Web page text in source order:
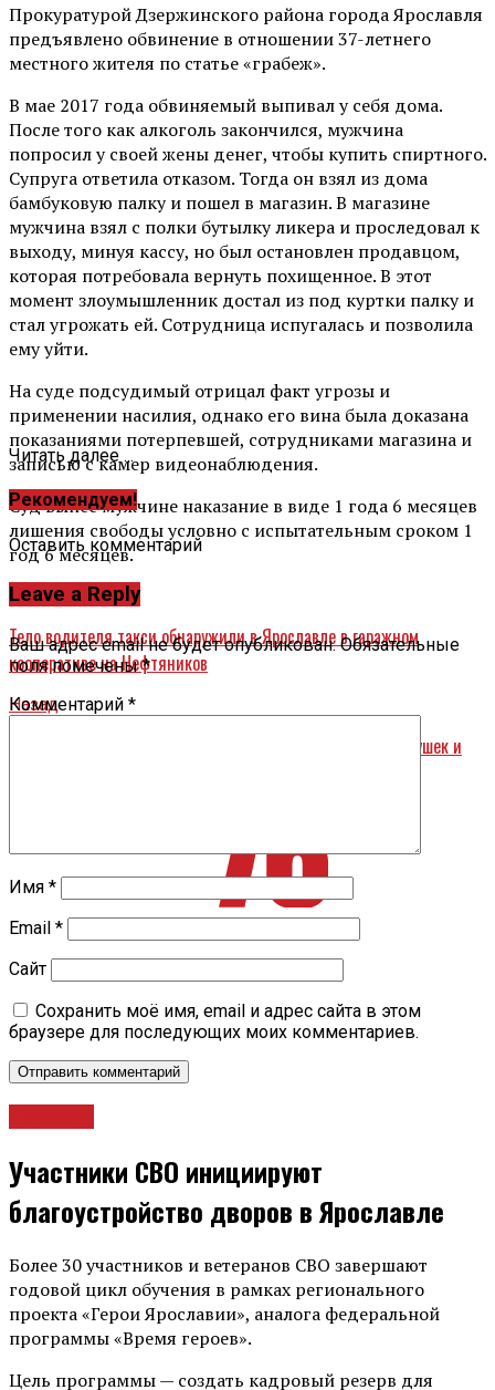
Прокуратурой Дзержинского района города Ярославля
предъявлено обвинение в отношении 37-летнего
местного жителя по статье «грабеж».
В мае 2017 года обвиняемый выпивал у себя дома.
После того как алкоголь закончился, мужчина
попросил у своей жены денег, чтобы купить спиртного.
Супруга ответила отказом. Тогда он взял из дома
бамбуковую палку и пошел в магазин. В магазине
мужчина взял с полки бутылку ликера и проследовал к
выходу, минуя кассу, но был остановлен продавцом,
которая потребовала вернуть похищенное. В этот
момент злоумышленник достал из под куртки палку и
стал угрожать ей. Сотрудница испугалась и позволила
ему уйти.
На суде подсудимый отрицал факт угрозы и
применении насилия, однако его вина была доказана
показаниями потерпевшей, сотрудниками магазина и
записью с камер видеонаблюдения.
Суд вынес мужчине наказание в виде 1 года 6 месяцев
лишения свободы условно с испытательным сроком 1
год 6 месяцев.
Вперед
Тело водителя такси обнаружили в Ярославле в гаражном
кооперативе на Нефтяников
Назад
Банк России обучит финансовой грамоте ярославских бабушек и
Читать далее ...
Рекомендуем!
Оставить комментарий
Leave a Reply
Ваш адрес email не будет опубликован. Обязательные
поля помечены*
Комментарий *
Имя *
Email *
Сайт
Сохранить моё имя, email и адрес сайта в этом
браузере для последующих моих комментариев.
Участники СВО инициируют
благоустройство дворов в Ярославле
Более 30 участников и ветеранов СВО завершают
годовой цикл обучения в рамках регионального
проекта «Герои Ярославии», аналога федеральной
программы «Время героев».
Цель программы — создать кадровый резерв для